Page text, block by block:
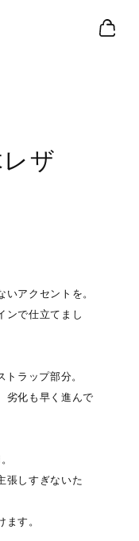
ザ
アクセントを。
ンで仕立てまし
ラップ部分。
劣化も早く進んで
張しすぎないた
す。